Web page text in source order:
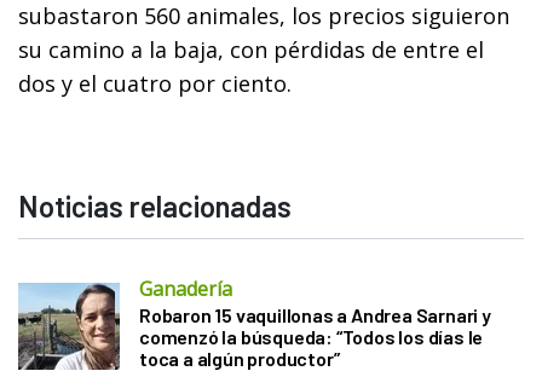
subastaron 560 animales, los precios siguieron
su camino a la baja, con pérdidas de entre el
dos y el cuatro por ciento.
Noticias relacionadas
Ganadería
Robaron 15 vaquillonas a Andrea Sarnari y
comenzó la búsqueda: “Todos los días le
toca a algún productor”